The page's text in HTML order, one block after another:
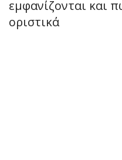
εμφανίζονται και
οριστικά